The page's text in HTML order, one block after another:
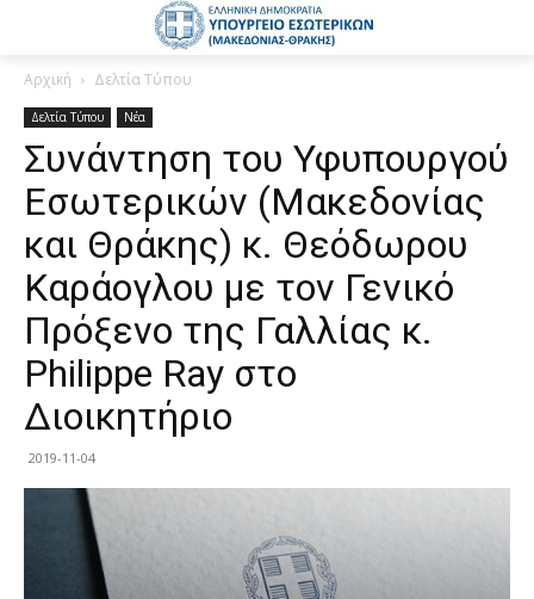
Αρχική Δελτία Τύπου
Δελτία Τύπου Νέα
Συνάντηση του Υφυπουργού
Εσωτερικών (Μακεδονίας
και Θράκης) κ. Θεόδωρου
Καράογλου με τον Γενικό
Πρόξενο της Γαλλίας κ.
Philippe Ray στο
Διοικητήριο
2019-11-04